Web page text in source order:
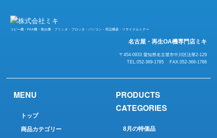
コピー機・FAX機・複合機・プリンタ・プロッタ・パソコン・周辺機器・リサイクルトナー
名古屋・再生OA機専門店ミキ
〒454-0933 愛知県名古屋市中川区法華2-129
TEL.052-369-1785 FAX.052-369-1786
MENU
トップ
商品カテゴリー
PRODUCTS
CATEGORIES
8月の特価品